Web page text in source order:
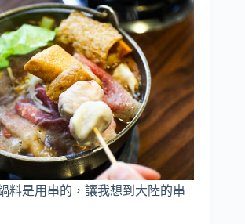
料是用串的，讓我想到大陸的串